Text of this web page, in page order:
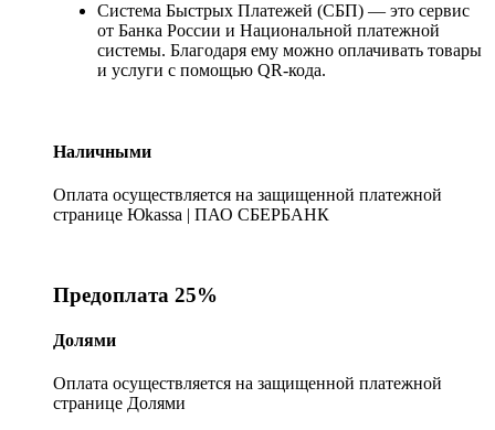
Система Быстрых Платежей (СБП) — это сервис
от Банка России и Национальной платежной
системы. Благодаря ему можно оплачивать товары
и услуги с помощью QR-кода.
Наличными
Оплата осуществляется на защищенной платежной
странице Юkassa | ПАО СБЕРБАНК
Предоплата 25%
Долями
Оплата осуществляется на защищенной платежной
странице Долями